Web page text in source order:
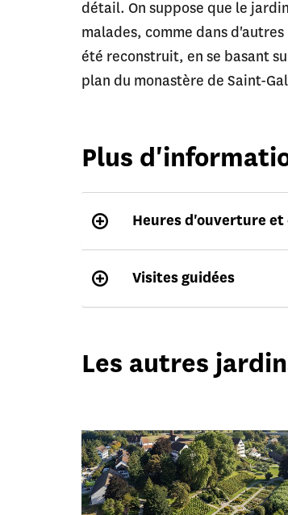
détail. On suppose que le
malades, comme dans
été reconstruit, en se basant
plan du monastère de Saint-
Plus
Heures d'ouverture et
Visites guidées
Les autres